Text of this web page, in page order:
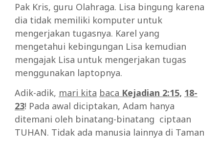
Pak Kris, guru Olahraga. Lisa bingung karena
dia tidak memiliki komputer untuk
mengerjakan tugasnya. Karel yang
mengetahui kebingungan Lisa kemudian
mengajak Lisa untuk mengerjakan tugas
menggunakan laptopnya.
Adik-adik, mari kita baca Kejadian 2:15, 18-
23! Pada awal diciptakan, Adam hanya
ditemani oleh binatang-binatang ciptaan
TUHAN. Tidak ada manusia lainnya di Taman